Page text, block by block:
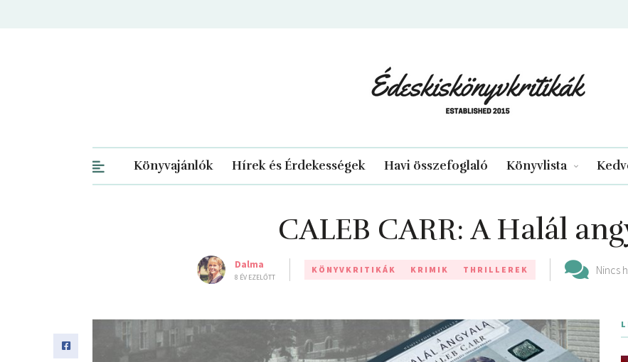
Könyvajánlók Hírek és Érdekességek Havi összefoglaló Könyvlista
CALEB CARR: A ​Halál
Dalma
8 ÉV EZELŐTT
KÖNYVKRITIKÁK KRIMIK THRILLEREK Nincs